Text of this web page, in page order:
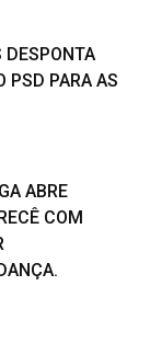
DESPONTA
PSD PARA AS
ABRE
COM